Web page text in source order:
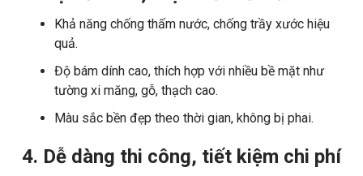
Khả năng chống thấm nước, chống trầy xước hiệu
quả.
Độ bám dính cao, thích hợp với nhiều bề mặt như
tường xi măng, gỗ, thạch cao.
Màu sắc bền đẹp theo thời gian, không bị phai.
4. Dễ dàng thi công, tiết kiệm chi phí